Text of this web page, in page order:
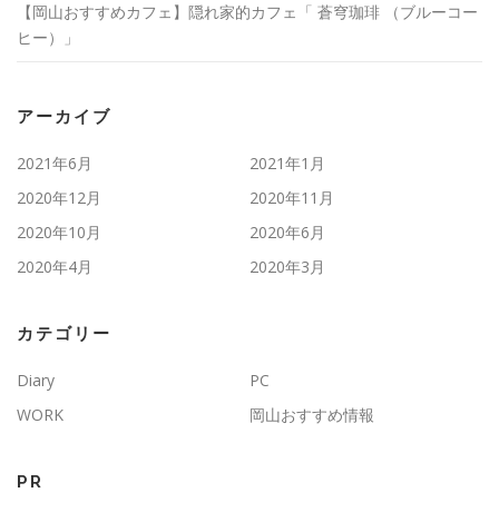
【岡山おすすめカフェ】隠れ家的カフェ「 蒼穹珈琲 （ブルーコー
ヒー）」
アーカイブ
2021年6月
2021年1月
2020年12月
2020年11月
2020年10月
2020年6月
2020年4月
2020年3月
カテゴリー
Diary
PC
WORK
岡山おすすめ情報
PR